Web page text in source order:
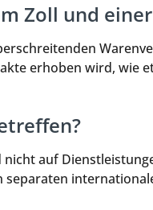
Zoll und
erhoben wird, wie
auf
separaten